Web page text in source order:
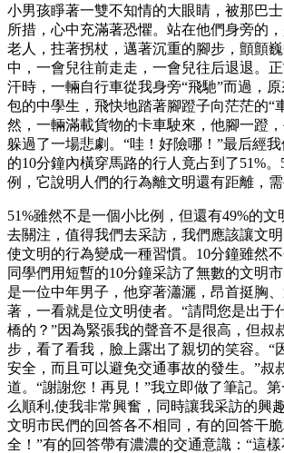
小男孩睜著一雙不知情的大眼睛，被那巴
所措，心中充滿著恐懼。站在他們身旁的
老人，拄著拐杖，邁著沉重的腳步，顫顫
中，一會兒往前走走，一會兒往后退退。
汗時，一輛自行車從我身旁“飛馳”而過，
包的中學生，飛快地踏著腳蹬子向茫茫的“
然，一輛滿載貨物的卡車駛來，他腳一蹬，
躲過了一場悲劇。“哇！好險哪！”最后經
的10分鐘內橫穿馬路的行人竟占到了51%
例，它說明人們的行為離文明還有距離，需
51%雖然不是一個小比例，但還有49%的文
去關注，值得我們去采訪，我們應該讓文
使文明的行為變成一種習慣。10分鐘雖然
同學們用短暫的10分鐘采訪了無數的文明
是一位中年男子，他穿著瀟灑，昂首挺胸
著，一看就是位文明使者。“請問您是出于
橋的？”因為緊張我的聲音不是很高，但叔
步，看了看我，臉上露出了親切的笑容。“
安全，而且可以避免交通事故的發生。”叔
道。“謝謝您！再見！”我立即做了筆記。
么順利,使我非常興奮，同時讓我采訪的興
文明市民們的回答各不相同，有的回答干
全！”有的回答帶有濃濃的交通意識：“這